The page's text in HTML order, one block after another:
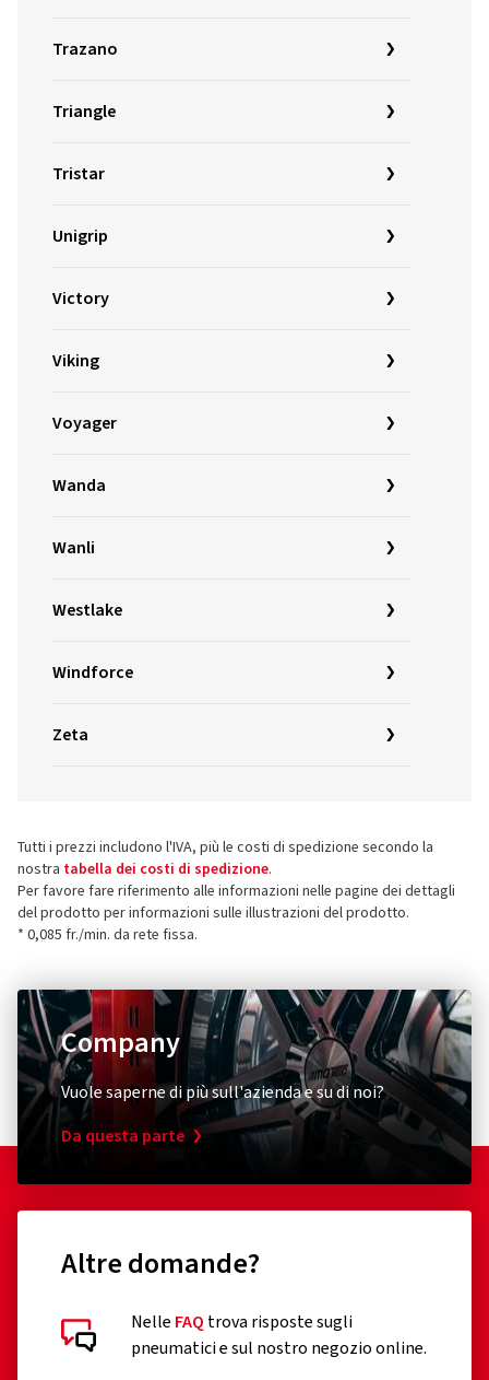
Trazano
Triangle
Tristar
Unigrip
Victory
Viking
Voyager
Wanda
Wanli
Westlake
Windforce
Zeta
Tutti i prezzi includono l'IVA, più le costi di spedizione secondo la
nostra tabella dei costi di spedizione.
Per favore fare riferimento alle informazioni nelle pagine dei dettagli
del prodotto per informazioni sulle illustrazioni del prodotto.
* 0,085 fr./min. da rete fissa.
Company
Vuole saperne di più sull'azienda e su di noi?
Da questa parte
Altre domande?
Nelle FAQ trova risposte sugli
pneumatici e sul nostro negozio online.